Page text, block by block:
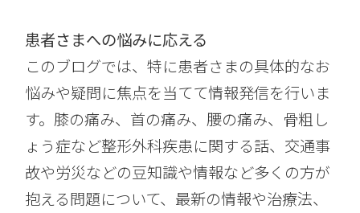
患者さまへの悩みに応える
このブログでは、特に患者さまの具体的なお
悩みや疑問に焦点を当てて情報発信を行いま
す。膝の痛み、首の痛み、腰の痛み、骨粗し
ょう症など整形外科疾患に関する話、交通事
故や労災などの豆知識や情報など多くの方が
抱える問題について、最新の情報や治療法、